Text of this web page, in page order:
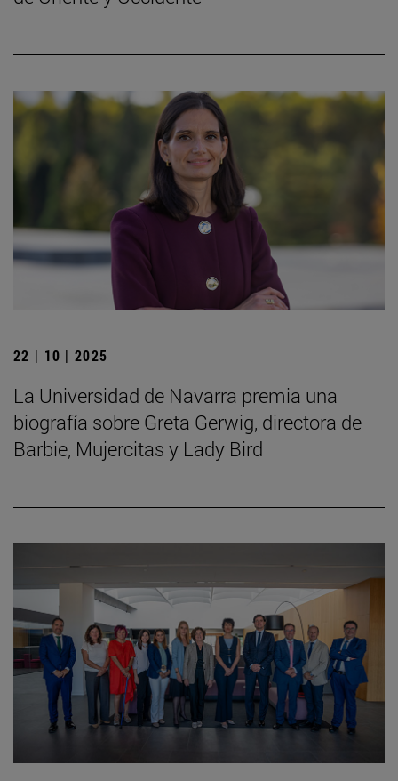
22 | 10 | 2025
La Universidad de Navarra premia una
biografía sobre Greta Gerwig, directora de
Barbie, Mujercitas y Lady Bird